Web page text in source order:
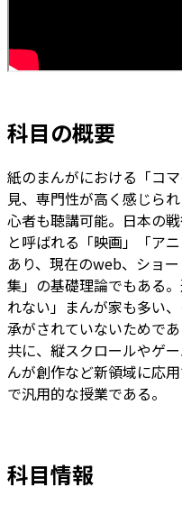
科目の概要
紙のまんがにおける「コ
見、専門性が高く感じら
心者も聴講可能。日本の
と呼ばれる「映画」「ア
あり、現在のweb、ショ
集」の基礎理論でもある
れない」まんが家も多い
承がされていないためで
共に、縦スクロールやゲ
んが創作など新領域に応
で汎用的な授業である。
科目情報